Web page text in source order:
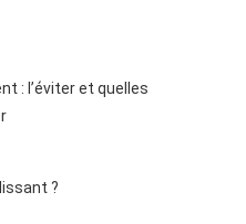
: l’éviter et quelles
?